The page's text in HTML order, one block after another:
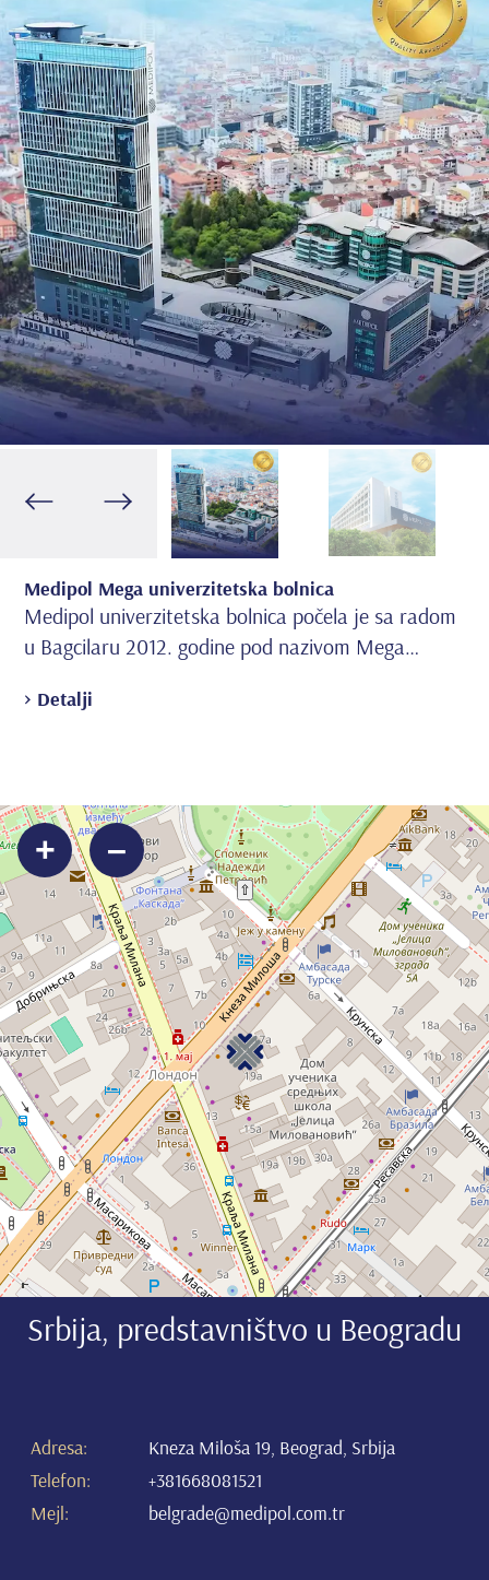
Medipol Mega univerzitetska bolnica
Medipol univerzitetska bolnica počela je sa radom
u Bagcilaru 2012. godine pod nazivom Mega
> Detalji
+ –
⇧
Srbija, predstavništvo u Beogradu
Adresa:
Kneza Miloša 19, Beograd, Srbija
Telefon:
+381668081521
Mejl: belgrade@medipol.com.tr